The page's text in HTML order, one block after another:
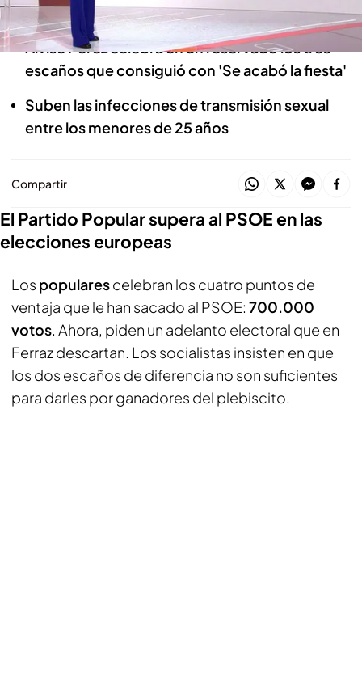
nuevas elecciones
Alvise Pérez celebra en un reservado los tres
escaños que consiguió con 'Se acabó la fiesta'
Suben las infecciones de transmisión sexual
entre los menores de 25 años
Compartir
El Partido Popular supera al PSOE en las
elecciones europeas
Los popularescelebran los cuatro puntos de
ventaja que le han sacado al PSOE: 700.000
votos. Ahora, piden un adelanto electoral que en
Ferraz descartan. Los socialistas insisten en que
los dos escaños de diferencia no son suficientes
para darles por ganadores del plebiscito.